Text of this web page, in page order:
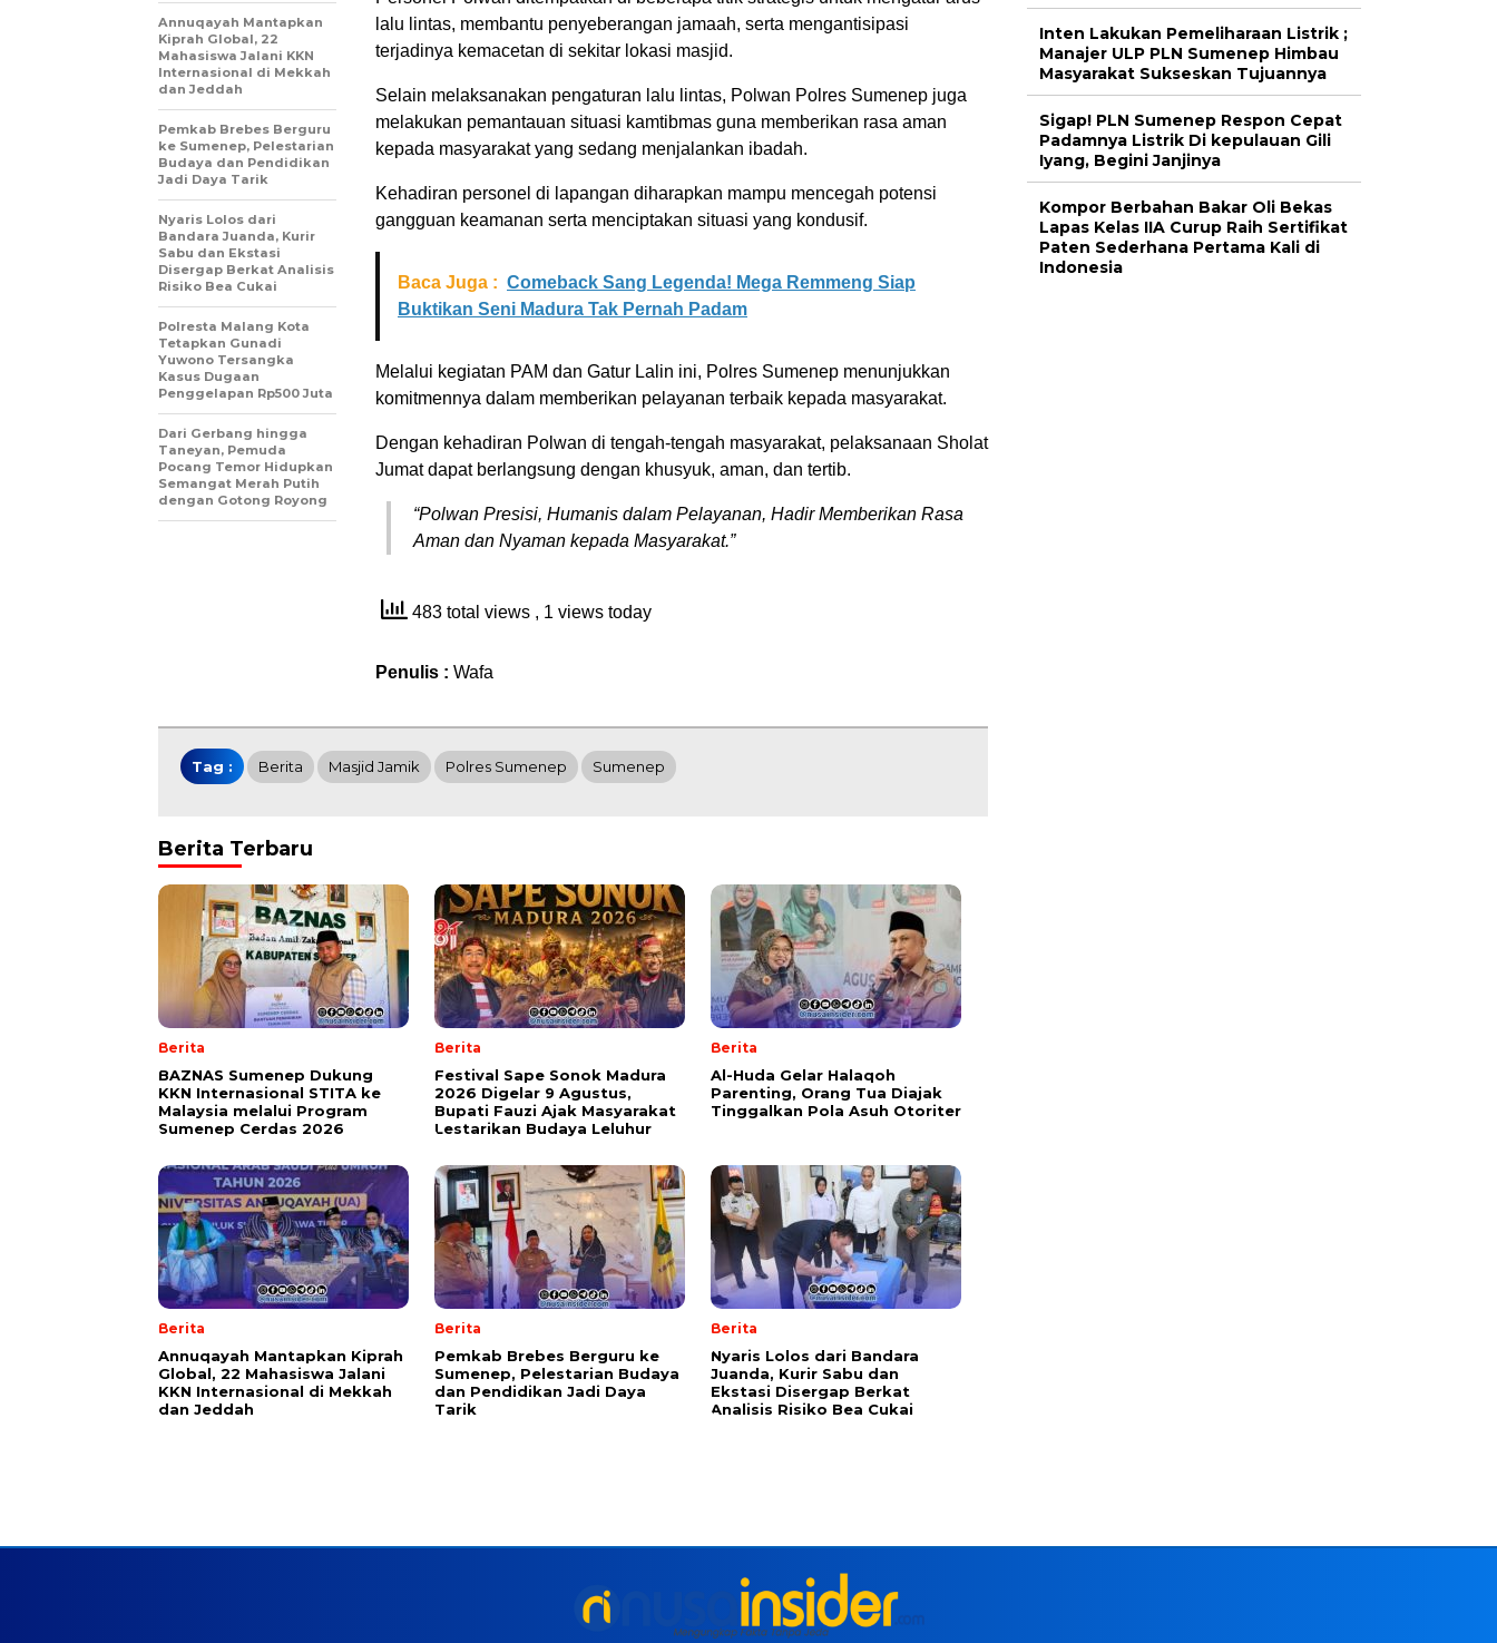
lalu lintas, membantu penyeberangan jamaah, serta mengantisipasi
terjadinya kemacetan di sekitar lokasi masjid.
Selain melaksanakan pengaturan lalu lintas, Polwan Polres Sumenep juga
melakukan pemantauan situasi kamtibmas guna memberikan rasa aman
kepada masyarakat yang sedang menjalankan ibadah.
Kehadiran personel di lapangan diharapkan mampu mencegah potensi
gangguan keamanan serta menciptakan situasi yang kondusif.
Baca Juga : Comeback Sang Legenda! Mega Remmeng Siap
Buktikan Seni Madura Tak Pernah Padam
Melalui kegiatan PAM dan Gatur Lalin ini, Polres Sumenep menunjukkan
komitmennya dalam memberikan pelayanan terbaik kepada masyarakat.
Dengan kehadiran Polwan di tengah-tengah masyarakat, pelaksanaan Sholat
Jumat dapat berlangsung dengan khusyuk, aman, dan tertib.
“Polwan Presisi, Humanis dalam Pelayanan, Hadir Memberikan Rasa
Aman dan Nyaman kepada Masyarakat.”
483 total views , 1 views today
Penulis : Wafa
Annuqayah Mantapkan
Kiprah Global, 22
Mahasiswa Jalani KKN
Internasional di Mekkah
dan Jeddah
Pemkab Brebes Berguru
ke Sumenep, Pelestarian
Budaya dan Pendidikan
Jadi Daya Tarik
Nyaris Lolos dari
Bandara Juanda, Kurir
Sabu dan Ekstasi
Disergap Berkat Analisis
Risiko Bea Cukai
Polresta Malang Kota
Tetapkan Gunadi
Yuwono Tersangka
Kasus Dugaan
Penggelapan Rp500 Juta
Dari Gerbang hingga
Taneyan, Pemuda
Pocang Temor Hidupkan
Semangat Merah Putih
dengan Gotong Royong
Tag : Berita Masjid Jamik Polres Sumenep Sumenep
Berita Terbaru
Berita
BAZNAS Sumenep Dukung
KKN Internasional STITA ke
Malaysia melalui Program
Sumenep Cerdas 2026
Berita
Festival Sape Sonok Madura
2026 Digelar 9 Agustus,
Bupati Fauzi Ajak Masyarakat
Lestarikan Budaya Leluhur
Berita
Al-Huda Gelar Halaqoh
Parenting, Orang Tua Diajak
Tinggalkan Pola Asuh Otoriter
Berita
Annuqayah Mantapkan Kiprah
Global, 22 Mahasiswa Jalani
KKN Internasional di Mekkah
dan Jeddah
Berita
Pemkab Brebes Berguru ke
Sumenep, Pelestarian Budaya
dan Pendidikan Jadi Daya
Tarik
Berita
Nyaris Lolos dari Bandara
Juanda, Kurir Sabu dan
Ekstasi Disergap Berkat
Analisis Risiko Bea Cukai
Inten Lakukan Pemeliharaan Listrik ;
Manajer ULP PLN Sumenep Himbau
Masyarakat Sukseskan Tujuannya
Sigap! PLN Sumenep Respon Cepat
Padamnya Listrik Di kepulauan Gili
Iyang, Begini Janjinya
Kompor Berbahan Bakar Oli Bekas
Lapas Kelas IIA Curup Raih Sertifikat
Paten Sederhana Pertama Kali di
Indonesia